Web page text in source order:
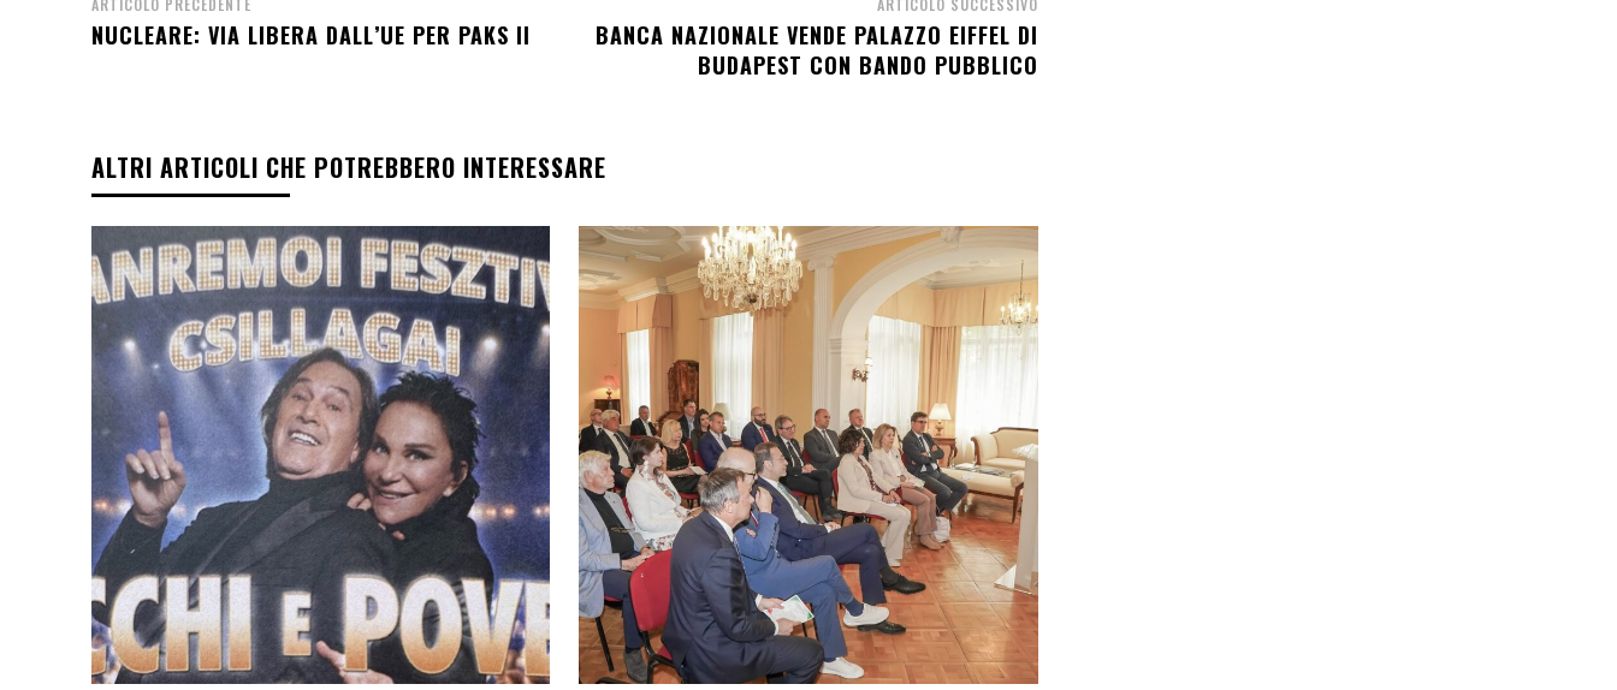
ARTICOLO PRECEDENTE
NUCLEARE: VIA LIBERA DALL’UE PER PAKS II
ARTICOLO SUCCESSIVO
BANCA NAZIONALE VENDE PALAZZO EIFFEL DI
BUDAPEST CON BANDO PUBBLICO
ALTRI ARTICOLI CHE POTREBBERO INTERESSARE